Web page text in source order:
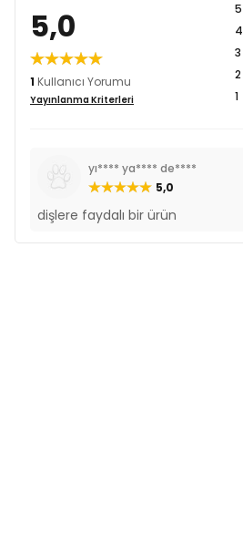
5,0
1 Kullanıcı Yorumu
Yayınlanma Kriterleri
5
4
3
2
1
yı**** ya**** de****
5,0
dişlere faydalı bir ürün